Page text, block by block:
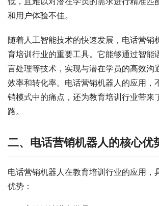
和用户体验不佳。
随着人工智能技术的快速发展，电话营销
育培训行业的重要工具。它能够通过智能
言处理等技术，实现与潜在学员的高效沟
效率和转化率。电话营销机器人的应用，
销模式中的痛点，还为教育培训行业带来
路。
二、电话营销机器人的核心优
电话营销机器人在教育培训行业的应用，
优势：